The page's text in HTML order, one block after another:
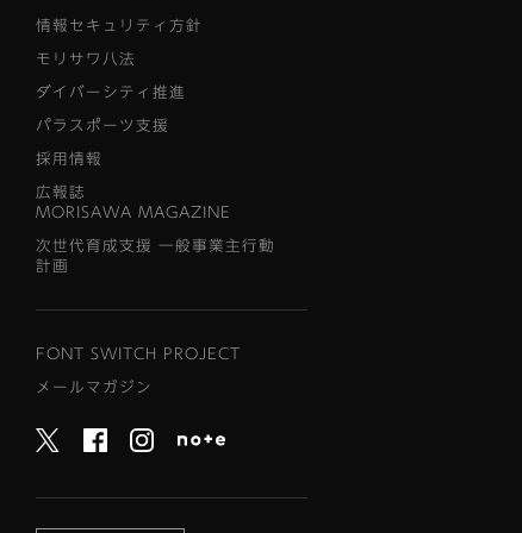
情報セキュリティ方針
モリサワ八法
ダイバーシティ推進
パラスポーツ支援
採用情報
広報誌
MORISAWA MAGAZINE
次世代育成支援 一般事業主行動
計画
FONT SWITCH PROJECT
メールマガジン